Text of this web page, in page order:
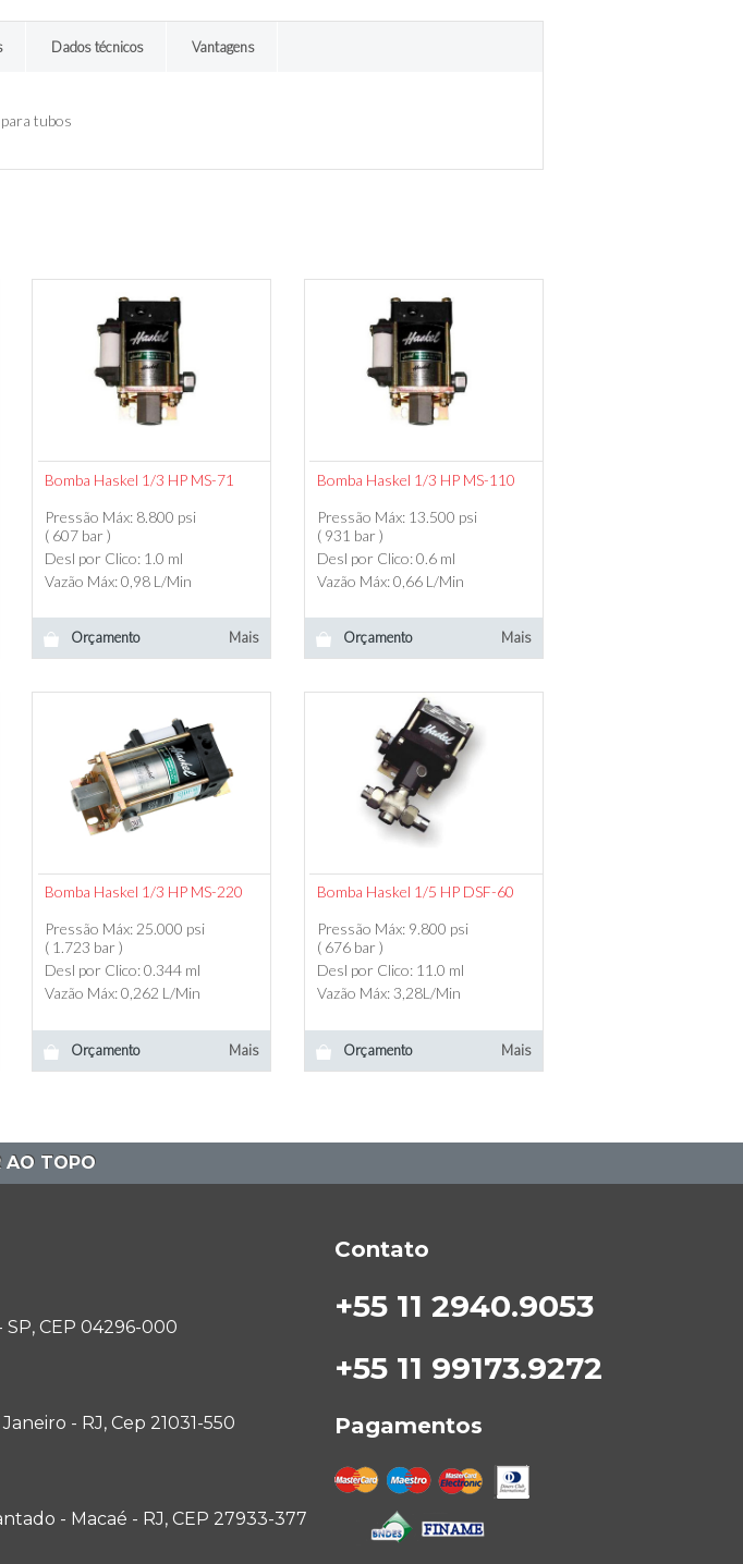
Dados técnicos Vantagens
tubos
Bomba Haskel 1/3 HP MS-71
Pressão Máx: 8.800 psi
( 607 bar )
Desl por Clico: 1.0 ml
Vazão Máx: 0,98 L/Min
Orçamento Mais
Bomba Haskel 1/3 HP MS-110
Pressão Máx: 13.500 psi
( 931 bar )
Desl por Clico: 0.6 ml
Vazão Máx: 0,66 L/Min
Orçamento Mais
Bomba Haskel 1/3 HP MS-220
Pressão Máx: 25.000 psi
( 1.723 bar )
Desl por Clico: 0.344 ml
Vazão Máx: 0,262 L/Min
Orçamento Mais
Bomba Haskel 1/5 HP DSF-60
Pressão Máx: 9.800 psi
( 676 bar )
Desl por Clico: 11.0 ml
Vazão Máx: 3,28L/Min
Orçamento Mais
AO TOPO
SP, CEP 04296-000
- RJ, Cep 21031-550
- Macaé - RJ, CEP 27933-377
Contato
+55 11 2940.9053
+55 11 99173.9272
Pagamentos